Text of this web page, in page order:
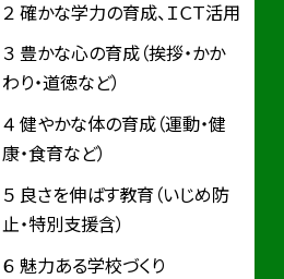
２ 確かな学力の育成、ＩＣＴ活用
３ 豊かな心の育成（挨拶・かか
わり・道徳など）
４ 健やかな体の育成（運動・健
康・食育など）
５ 良さを伸ばす教育（いじめ防
止・特別支援含）
６ 魅力ある学校づくり